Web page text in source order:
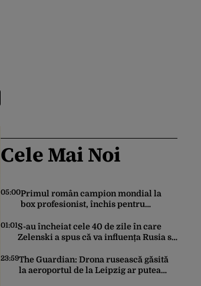
Cele Mai Noi
05:00Primul român campion mondial la
box profesionist, închis pentru
înjunghiat un alt interlop periculos
01:01S-au încheiat cele 40 de zile în care
Zelenski a spus că va influența Rusia să
operațiunea Kievului
23:59The Guardian: Drona rusească găsită
la aeroportul de la Leipzig ar putea